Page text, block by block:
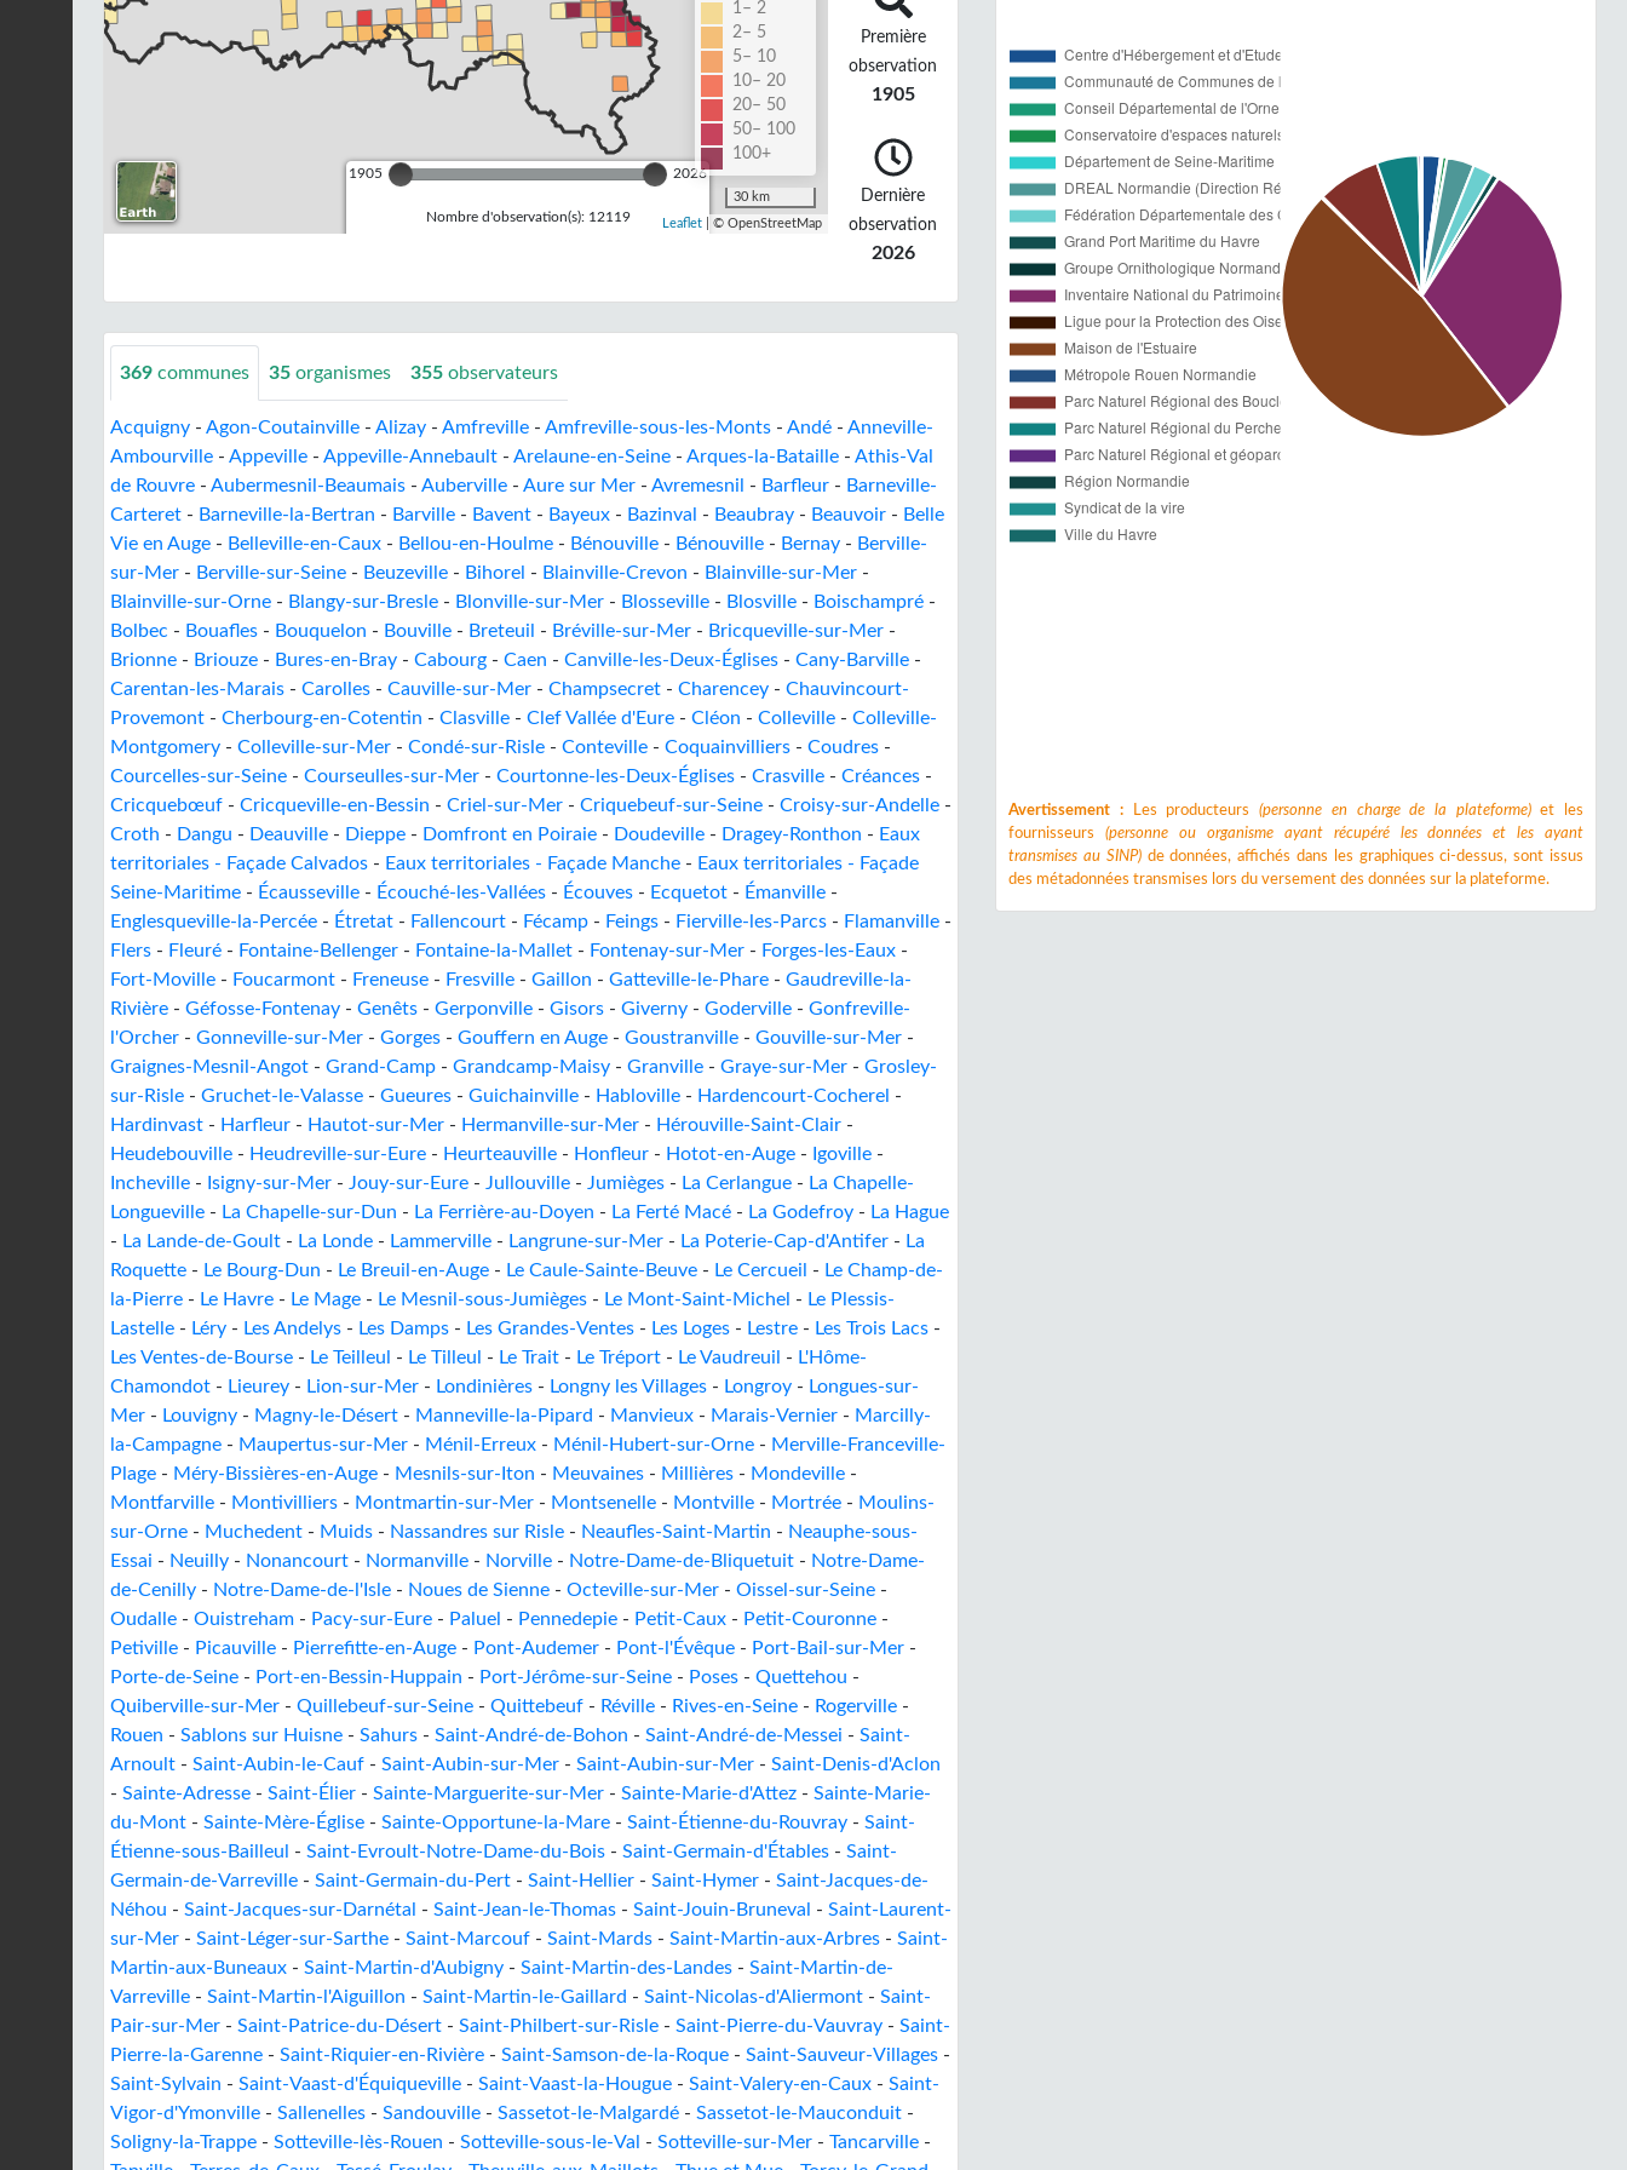
1905 2026
Nombre d'observation(s): 12119
1– 2
2– 5
5– 10
10– 20
20– 50
50– 100
100+
30 km
Leaflet| © OpenStreetMap
Première
observation
1905
Dernière
observation
2026
369 communes 35 organismes 355 observateurs
Acquigny - Agon-Coutainville - Alizay - Amfreville - Amfreville-sous-les-Monts - Andé - Anneville-
Ambourville - Appeville - Appeville-Annebault - Arelaune-en-Seine - Arques-la-Bataille - Athis-Val
de Rouvre - Aubermesnil-Beaumais - Auberville - Aure sur Mer - Avremesnil - Barfleur - Barneville-
Carteret - Barneville-la-Bertran - Barville - Bavent - Bayeux - Bazinval - Beaubray - Beauvoir - Belle
Vie en Auge - Belleville-en-Caux - Bellou-en-Houlme - Bénouville - Bénouville - Bernay - Berville-
sur-Mer - Berville-sur-Seine - Beuzeville - Bihorel - Blainville-Crevon - Blainville-sur-Mer -
Blainville-sur-Orne - Blangy-sur-Bresle - Blonville-sur-Mer - Blosseville - Blosville - Boischampré -
Bolbec - Bouafles - Bouquelon - Bouville - Breteuil - Bréville-sur-Mer - Bricqueville-sur-Mer -
Brionne - Briouze - Bures-en-Bray - Cabourg - Caen - Canville-les-Deux-Églises - Cany-Barville -
Carentan-les-Marais - Carolles - Cauville-sur-Mer - Champsecret - Charencey - Chauvincourt-
Provemont - Cherbourg-en-Cotentin - Clasville - Clef Vallée d'Eure - Cléon - Colleville - Colleville-
Montgomery - Colleville-sur-Mer - Condé-sur-Risle - Conteville - Coquainvilliers - Coudres -
Courcelles-sur-Seine - Courseulles-sur-Mer - Courtonne-les-Deux-Églises - Crasville - Créances -
Cricquebœuf - Cricqueville-en-Bessin - Criel-sur-Mer - Criquebeuf-sur-Seine - Croisy-sur-Andelle -
Croth - Dangu - Deauville - Dieppe - Domfront en Poiraie - Doudeville - Dragey-Ronthon - Eaux
territoriales - Façade Calvados - Eaux territoriales - Façade Manche - Eaux territoriales - Façade
Seine-Maritime - Écausseville - Écouché-les-Vallées - Écouves - Ecquetot - Émanville -
Englesqueville-la-Percée - Étretat - Fallencourt - Fécamp - Feings - Fierville-les-Parcs - Flamanville -
Flers - Fleuré - Fontaine-Bellenger - Fontaine-la-Mallet - Fontenay-sur-Mer - Forges-les-Eaux -
Fort-Moville - Foucarmont - Freneuse - Fresville - Gaillon - Gatteville-le-Phare - Gaudreville-la-
Rivière - Géfosse-Fontenay - Genêts - Gerponville - Gisors - Giverny - Goderville - Gonfreville-
l'Orcher - Gonneville-sur-Mer - Gorges - Gouffern en Auge - Goustranville - Gouville-sur-Mer -
Graignes-Mesnil-Angot - Grand-Camp - Grandcamp-Maisy - Granville - Graye-sur-Mer - Grosley-
sur-Risle - Gruchet-le-Valasse - Gueures - Guichainville - Habloville - Hardencourt-Cocherel -
Hardinvast - Harfleur - Hautot-sur-Mer - Hermanville-sur-Mer - Hérouville-Saint-Clair -
Heudebouville - Heudreville-sur-Eure - Heurteauville - Honfleur - Hotot-en-Auge - Igoville -
Incheville - Isigny-sur-Mer - Jouy-sur-Eure - Jullouville - Jumièges - La Cerlangue - La Chapelle-
Longueville - La Chapelle-sur-Dun - La Ferrière-au-Doyen - La Ferté Macé - La Godefroy - La Hague
- La Lande-de-Goult - La Londe - Lammerville - Langrune-sur-Mer - La Poterie-Cap-d'Antifer - La
Roquette - Le Bourg-Dun - Le Breuil-en-Auge - Le Caule-Sainte-Beuve - Le Cercueil - Le Champ-de-
la-Pierre - Le Havre - Le Mage - Le Mesnil-sous-Jumièges - Le Mont-Saint-Michel - Le Plessis-
Lastelle - Léry - Les Andelys - Les Damps - Les Grandes-Ventes - Les Loges - Lestre - Les Trois Lacs -
Les Ventes-de-Bourse - Le Teilleul - Le Tilleul - Le Trait - Le Tréport - Le Vaudreuil - L'Hôme-
Chamondot - Lieurey - Lion-sur-Mer - Londinières - Longny les Villages - Longroy - Longues-sur-
Mer - Louvigny - Magny-le-Désert - Manneville-la-Pipard - Manvieux - Marais-Vernier - Marcilly-
la-Campagne - Maupertus-sur-Mer - Ménil-Erreux - Ménil-Hubert-sur-Orne - Merville-Franceville-
Plage - Méry-Bissières-en-Auge - Mesnils-sur-Iton - Meuvaines - Millières - Mondeville -
Montfarville - Montivilliers - Montmartin-sur-Mer - Montsenelle - Montville - Mortrée - Moulins-
sur-Orne - Muchedent - Muids - Nassandres sur Risle - Neaufles-Saint-Martin - Neauphe-sous-
Essai - Neuilly - Nonancourt - Normanville - Norville - Notre-Dame-de-Bliquetuit - Notre-Dame-
de-Cenilly - Notre-Dame-de-l'Isle - Noues de Sienne - Octeville-sur-Mer - Oissel-sur-Seine -
Oudalle - Ouistreham - Pacy-sur-Eure - Paluel - Pennedepie - Petit-Caux - Petit-Couronne -
Petiville - Picauville - Pierrefitte-en-Auge - Pont-Audemer - Pont-l'Évêque - Port-Bail-sur-Mer -
Porte-de-Seine - Port-en-Bessin-Huppain - Port-Jérôme-sur-Seine - Poses - Quettehou -
Quiberville-sur-Mer - Quillebeuf-sur-Seine - Quittebeuf - Réville - Rives-en-Seine - Rogerville -
Rouen - Sablons sur Huisne - Sahurs - Saint-André-de-Bohon - Saint-André-de-Messei - Saint-
Arnoult - Saint-Aubin-le-Cauf - Saint-Aubin-sur-Mer - Saint-Aubin-sur-Mer - Saint-Denis-d'Aclon
- Sainte-Adresse - Saint-Élier - Sainte-Marguerite-sur-Mer - Sainte-Marie-d'Attez - Sainte-Marie-
du-Mont - Sainte-Mère-Église - Sainte-Opportune-la-Mare - Saint-Étienne-du-Rouvray - Saint-
Étienne-sous-Bailleul
- Saint-Evroult-Notre-Dame-du-Bois - Saint-Germain-d'Étables - Saint-
Germain-de-Varreville - Saint-Germain-du-Pert - Saint-Hellier - Saint-Hymer - Saint-Jacques-de-
Néhou - Saint-Jacques-sur-Darnétal - Saint-Jean-le-Thomas - Saint-Jouin-Bruneval - Saint-Laurent-
sur-Mer - Saint-Léger-sur-Sarthe - Saint-Marcouf - Saint-Mards - Saint-Martin-aux-Arbres - Saint-
Martin-aux-Buneaux - Saint-Martin-d'Aubigny - Saint-Martin-des-Landes - Saint-Martin-de-
Varreville - Saint-Martin-l'Aiguillon - Saint-Martin-le-Gaillard - Saint-Nicolas-d'Aliermont - Saint-
Pair-sur-Mer - Saint-Patrice-du-Désert - Saint-Philbert-sur-Risle - Saint-Pierre-du-Vauvray - Saint-
Pierre-la-Garenne - Saint-Riquier-en-Rivière - Saint-Samson-de-la-Roque - Saint-Sauveur-Villages -
Saint-Sylvain - Saint-Vaast-d'Équiqueville - Saint-Vaast-la-Hougue - Saint-Valery-en-Caux - Saint-
Vigor-d'Ymonville - Sallenelles - Sandouville - Sassetot-le-Malgardé - Sassetot-le-Mauconduit -
Soligny-la-Trappe - Sotteville-lès-Rouen - Sotteville-sous-le-Val - Sotteville-sur-Mer - Tancarville -
Avertissement : Les producteurs(personne en charge de la plateforme)et les
fournisseurs(personne ou organisme ayant récupéré les données et les ayant
transmises au SINP)de données, affichés dans les graphiques ci-dessus, sont issus
des métadonnées transmises lors du versement des données sur la plateforme.